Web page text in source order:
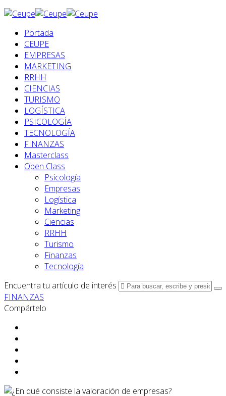
Portada
CEUPE
EMPRESAS
MARKETING
RRHH
CIENCIAS
TURISMO
LOGÍSTICA
PSICOLOGÍA
TECNOLOGÍA
FINANZAS
Masterclass
Open Class
Psicología
Empresas
Logística
Marketing
Ciencias
RRHH
Turismo
Finanzas
Tecnología
Encuentra tu artículo de interés
FINANZAS
Compártelo